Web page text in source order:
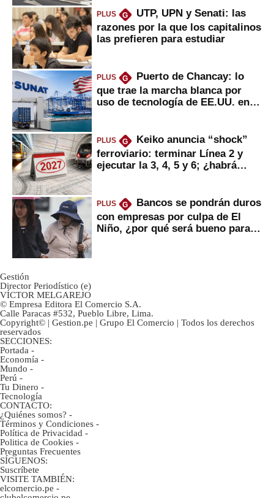
PLUS G
UTP, UPN y Senati: las
razones por la que los capitalinos
las prefieren para estudiar
PLUS G
Puerto de Chancay: lo
que trae la marcha blanca por
uso de tecnología de EE.UU. en
PLUS G
Keiko anuncia “shock”
ferroviario: terminar Línea 2 y
ejecutar la 3, 4, 5 y 6; ¿habrá
PLUS G
Bancos se pondrán duros
con empresas por culpa de El
Niño, ¿por qué será bueno para
Gestión
Director Periodístico (e)
VÍCTOR MELGAREJO
© Empresa Editora El Comercio S.A.
Calle Paracas #532, Pueblo Libre, Lima.
Copyright© | Gestion.pe | Grupo El Comercio | Todos los derechos
reservados
SECCIONES:
Portada -
Economía -
Mundo -
Perú -
Tu Dinero -
Tecnología
CONTACTO:
¿Quiénes somos? -
Términos y Condiciones -
Política de Privacidad -
Politica de Cookies -
Preguntas Frecuentes
SÍGUENOS:
Suscríbete
VISITE TAMBIÉN:
elcomercio.pe -